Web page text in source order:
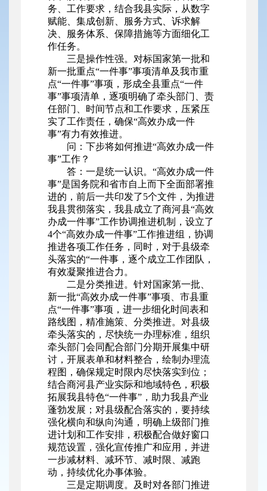
务、工作要求，结合我县实际，从数字
赋能、集成创新、服务方式、诉求解
决、服务体系、保障措施等方面细化工
作任务。
三是操作性强。对标国家第一批和
新一批重点“一件事”事项清单及我市重
点“一件事”事项，形成全县重点“一件
事”事项清单，逐项明确了牵头部门、责
任部门、时间节点和工作要求，压紧压
实了工作责任，确保“高效办成一件
事”有力有效推进。
问：下步将如何推进“高效办成一件
事”工作？
答：一是统一认识。“高效办成一件
事”是国务院和省市自上而下全面部署推
进的，前后一共印发了5个文件，为推进
我县贯彻落实，我县成立了商河县“高效
办成一件事”工作协调推进机制，设立了
4个“高效办成一件事”工作推进组，协调
推进各项工作任务，同时，对于县级牵
头落实的“一件事，逐个成立工作团队，
有效凝聚推进合力。
二是分类推进。针对国家第一批、
新一批“高效办成一件事”事项、市县重
点“一件事”事项，进一步细化时间表和
路线图，精准施策、分类推进。对县级
牵头落实的，尽快统一办理标准，组织
牵头部门会同配合部门分期开展集中研
讨，开展表单和材料整合，绘制办理流
程图，确保规定时限内尽快落实到位；
结合商河县产业实际和地域特色，积极
拓展我县特色“一件事”，助力我县产业
蓬勃发展；对县级配合落实的，要持续
强化横向和纵向沟通，明确上级部门推
进计划和工作安排，积极配合做好窗口
规范设置，强化宣传推广和应用，并进
一步减材料、减环节、减时限、减跑
动，持续优化办事体验。
三是定期调度。及时对各部门推进